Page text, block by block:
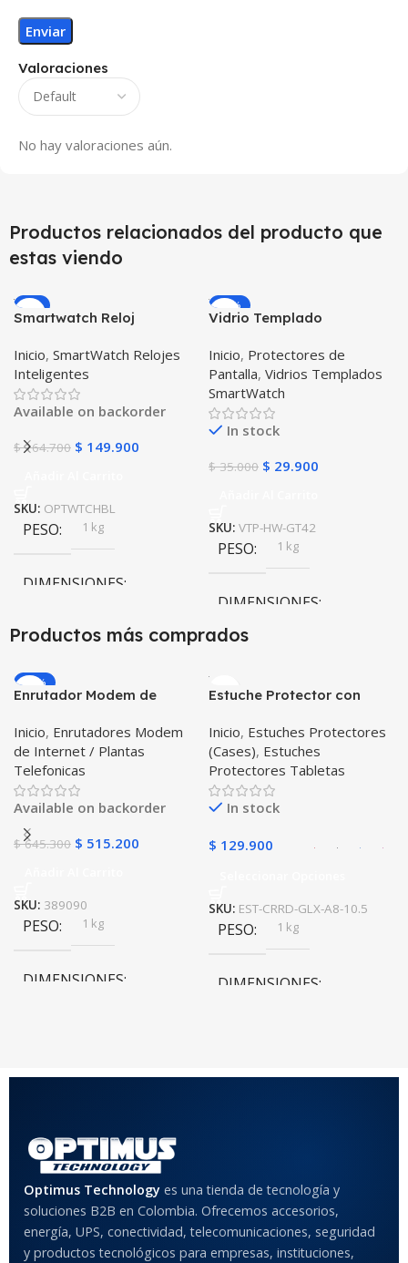
Valoraciones
No hay valoraciones aún.
Productos relacionados del producto que
estas viendo
-9%
Smartwatch Reloj
WATCH BLACK™ (PK W34
Iwo 10 12) Compatible
Android y iPhone
Inicio, SmartWatch Relojes
Inteligentes
Available on backorder
$164.700 $ 149.900
SKU: OPTWTCHBL
PESO 1 kg
DIMENSIONES
10 × 10 × 10 cm
-15%
Vidrio Templado
42mm X2 Unidades
Inicio, Protectores de
Pantalla, Vidrios Templados
SmartWatch
In stock
$35.000 $ 29.900
SKU: VTP-HW-GT42
PESO 1 kg
DIMENSIONES
Productos más comprados
-20%
Enrutador Modem de
Libre Todo Operador 4G
LTE SIMCARD
Inicio, Enrutadores Modem
de Internet / Plantas
Telefonicas
Available on backorder
$645.300 $ 515.200
SKU: 389090
PESO 1 kg
DIMENSIONES
Estuche Protector con
Tablet Samsung Galaxy
Tab A8 10.5 2021 – 2022
SM-x200 SM-x205 Anti
golpes con soporte
Inicio, Estuches Protectores
(Cases), Estuches
Protectores Tabletas
In stock
$ 129.900
SKU: EST-CRRD-GLX-A8-10.5
PESO 1 kg
DIMENSIONES
COLOR
Anti-Shock
Optimus Technology es una tienda de tecnología y
soluciones B2B en Colombia. Ofrecemos accesorios,
energía, UPS, conectividad, telecomunicaciones, seguridad
y productos tecnológicos para empresas, instituciones,